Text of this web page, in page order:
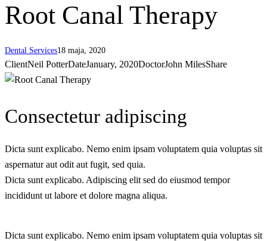
Root Canal Therapy
Dental Services18 maja, 2020
ClientNeil PotterDateJanuary, 2020DoctorJohn MilesShare
Consectetur adipiscing
Dicta sunt explicabo. Nemo enim ipsam voluptatem quia voluptas sit
aspernatur aut odit aut fugit, sed quia.
Dicta sunt explicabo. Adipiscing elit sed do eiusmod tempor
incididunt ut labore et dolore magna aliqua.
Dicta sunt explicabo. Nemo enim ipsam voluptatem quia voluptas sit